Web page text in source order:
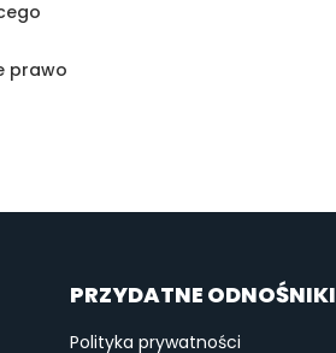
prawo
PRZYDATNE ODNOŚNIKI
Polityka prywatności